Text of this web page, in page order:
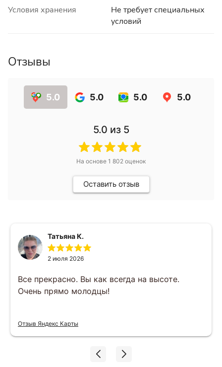
Условия хранения
Не требует специальных
условий
Отзывы
5.0 5.0 5.0 5.0
5.0 из 5
На основе 1 802 оценок
Оставить отзыв
Татьяна К.
2 июля 2026
Все прекрасно. Вы как всегда на высоте.
Очень прямо молодцы!
Отзыв Яндекс Карты